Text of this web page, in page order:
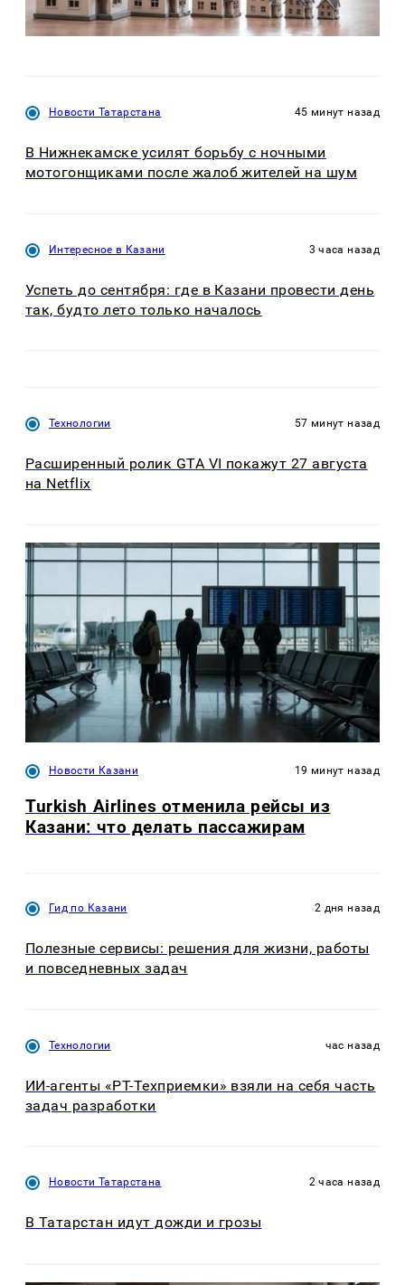
Новости Татарстана 45 минут назад
В Нижнекамске усилят борьбу с ночными
мотогонщиками после жалоб жителей на шум
Интересное в Казани 3 часа назад
Успеть до сентября: где в Казани провести день
так, будто лето только началось
Технологии 57 минут назад
Расширенный ролик GTA VI покажут 27 августа
на Netflix
Новости Казани 19 минут назад
Turkish Airlines отменила рейсы из
Казани: что делать пассажирам
Гид по Казани 2 дня назад
Полезные сервисы: решения для жизни, работы
и повседневных задач
Технологии час назад
ИИ-агенты «РТ-Техприемки» взяли на себя часть
задач разработки
Новости Татарстана 2 часа назад
В Татарстан идут дожди и грозы